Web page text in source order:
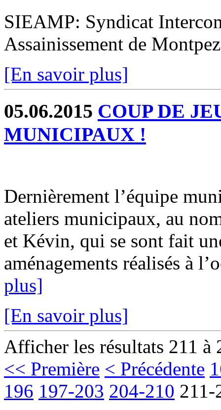
SIEAMP: Syndicat
Assainissement de
[En savoir plus]
05.06.2015 COUP DE
MUNICIPAUX !
Dernièrement l’équipe
ateliers municipaux, au
et Kévin, qui se sont fait
aménagements réalisés à
plus]
[En savoir plus]
Afficher les résultats 211 à
<< Première < Précédente
196 197-203 204-210 211-